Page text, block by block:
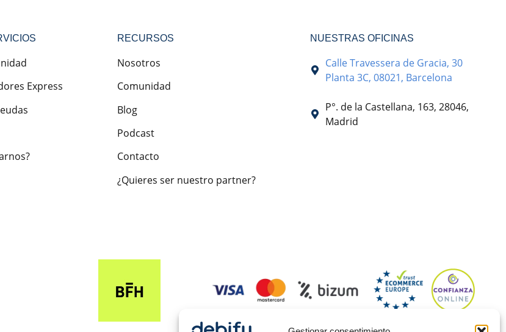
Express
RECURSOS
Nosotros
Comunidad
Blog
Podcast
Contacto
¿Quieres ser nuestro partner?
NUESTRAS OFICINAS
Calle Travessera de Gracia, 30
Planta 3C, 08021, Barcelona
P°. de la Castellana, 163, 28046,
Madrid